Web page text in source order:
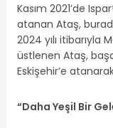
Kasım 2021’de
atanan Ataş,
2024 yılı itibarıyla
üstlenen Ataş,
Eskişehir’e
“Daha Yeşil Bir